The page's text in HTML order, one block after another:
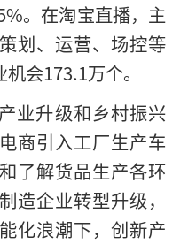
。在淘宝直播，主
划、运营、场控等
会173.1万个。
业升级和乡村振兴
商引入工厂生产车
了解货品生产各环
造企业转型升级，
化浪潮下，创新产